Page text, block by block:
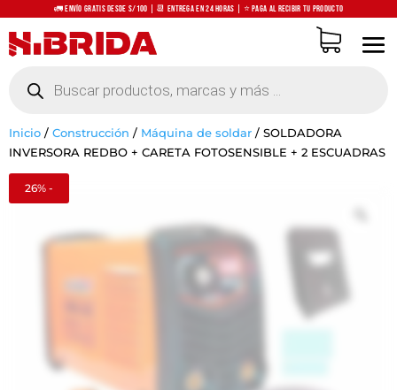
🚛 Envío Gratis desde S/100 | 📆 Entrega en 24 horas | ⭐ Paga al recibir tu producto
productos
Inicio / Construcción / Máquina de soldar / SOLDADORA
INVERSORA REDBO + CARETA FOTOSENSIBLE + 2 ESCUADRAS
26% -